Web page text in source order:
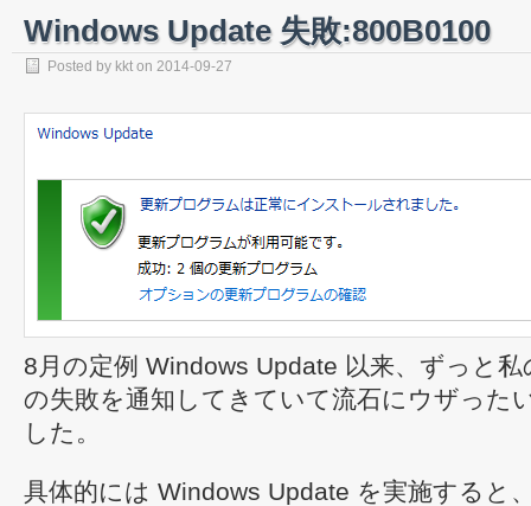
Windows Update 失敗:800B0100
Posted by kkt on 2014-09-27
8月の定例 Windows Update 以来、ずっと
の失敗を通知してきていて流石にウザった
した。
具体的には Windows Update を実施すると